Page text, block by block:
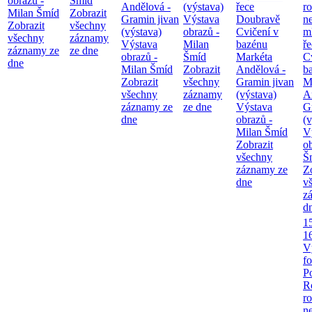
Milan Šmíd
Zobrazit
všechny
záznamy ze
dne
Zobrazit
všechny
záznamy
ze dne
Andělová -
Gramin jivan
(výstava)
Výstava
obrazů -
Milan Šmíd
Zobrazit
všechny
záznamy ze
dne
(výstava)
Výstava
obrazů -
Milan
Šmíd
Zobrazit
všechny
záznamy
ze dne
řece
Doubravě
Cvičení v
bazénu
Markéta
Andělová -
Gramin jivan
(výstava)
Výstava
obrazů -
Milan Šmíd
Zobrazit
všechny
záznamy ze
dne